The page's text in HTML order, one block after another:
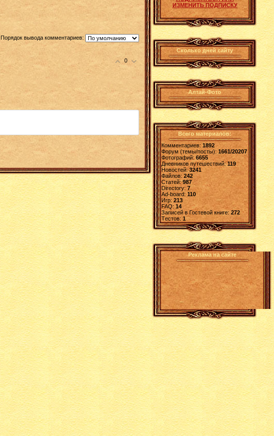
Порядок вывода комментариев:
0
ИЗМЕНИТЬ ПОДПИСКУ
Сколько дней сайту
Алтай-Фото
Всего материалов:
Комментариев: 1892
Форум (темы/посты):1661/20207
Фотографий:6655
Дневников путешествий:119
Новостей:3241
Файлов: 242
Статей:987
Directory: 7
Ad-board:110
Игр: 213
FAQ:14
Записей в Гостевой книге:272
Tестов: 1
Реклама на сайте